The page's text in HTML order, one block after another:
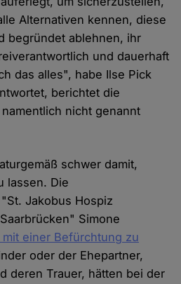
Alternativen kennen, diese
begründet ablehnen, ihr
und dauerhaft
das alles", habe Ilse Pick
berichtet die
nicht genannt
schwer damit,
lassen. Die
Jakobus Hospiz
Simone
einer Befürchtung zu
oder der Ehepartner,
deren Trauer, hätten bei der